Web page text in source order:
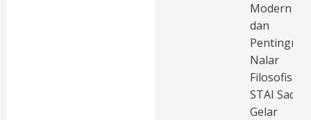
Modern
dan
Pentingnya
Nalar
Filosofis,
STAI Sadra
Gelar